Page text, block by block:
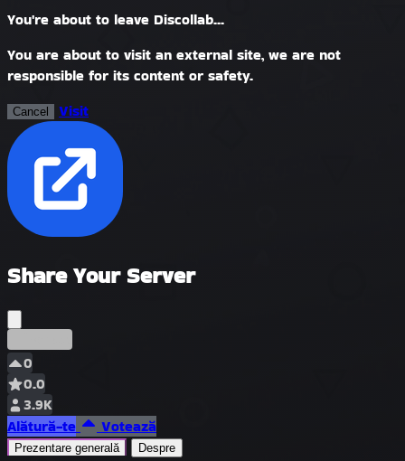
You're about to leave Discollab...
You are about to visit an external site, we are not
responsible for its content or safety.
Cancel Visit
Share Your Server
0
0.0
3.9K
Alătură-te
Votează
Prezentare generală Despre